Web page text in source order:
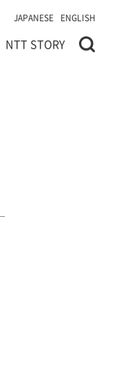
JAPANESE ENGLISH
NTT STORY